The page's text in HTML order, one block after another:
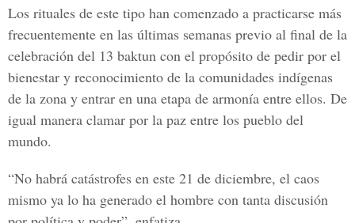
Los rituales de este tipo han comenzado a practicarse más
frecuentemente en las últimas semanas previo al final de la
celebración del 13 baktun con el propósito de pedir por el
bienestar y reconocimiento de la comunidades indígenas
de la zona y entrar en una etapa de armonía entre ellos. De
igual manera clamar por la paz entre los pueblo del
mundo.
“No habrá catástrofes en este 21 de diciembre, el caos
mismo ya lo ha generado el hombre con tanta discusión